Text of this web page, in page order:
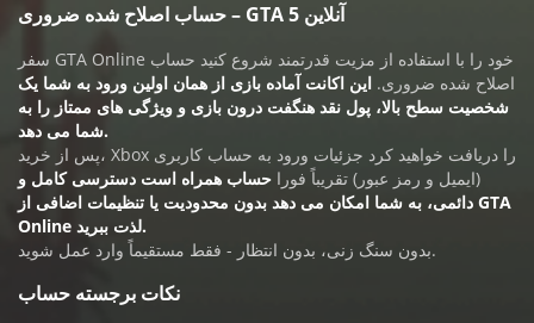
حساب اصلاح شده ضروری – GTA 5 آنلاین
سفر GTA Online خود را با استفاده از مزیت قدرتمند شروع کنید حساب
اصلاح شده ضروری. این اکانت آماده بازی از همان اولین ورود به شما یک
شخصیت سطح بالا، پول نقد هنگفت درون بازی و ویژگی های ممتاز را به
شما می دهد.
پس از خرید، Xbox را دریافت خواهید کرد جزئیات ورود به حساب کاربری
(ایمیل و رمز عبور) تقریباً فورا حساب همراه است دسترسی کامل و
دائمی، به شما امکان می دهد بدون محدودیت یا تنظیمات اضافی از GTA
Online لذت ببرید.
بدون سنگ زنی، بدون انتظار - فقط مستقیماً وارد عمل شوید.
نکات برجسته حساب